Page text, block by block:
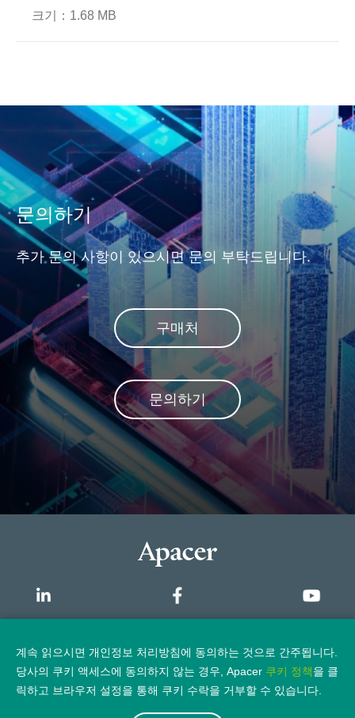
크기： 1.68 MB
With advancements in NAND
Flash memory processes, the
heightened need to safeguard
data reliability. Apacer
addresses this concern with
its innovative DataRAID™
technology.
나
이동
문의하기
추가 문의 사항이 있으시면 문의 부탁드립니다.
구매처
문의하기
개요
개인정보 보호정책 법적 고지
계속 읽으시면 개인정보 처리방침에 동의하는 것으로 간주됩니다.
당사의 쿠키 액세스에 동의하지 않는 경우, Apacer 쿠키 정책을 클
릭하고 브라우저 설정을 통해 쿠키 수락을 거부할 수 있습니다.